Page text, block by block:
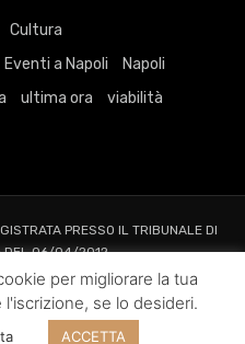
Cultura
Eventi a Napoli
Napoli
ultima ora viabilità
PRESSO IL TRIBUNALE DI
DEL 06/04/2012
SRL |Privacy|Cookie|
Pubblicità Grafica
per migliorare la tua
se lo desideri.
ACCETTA